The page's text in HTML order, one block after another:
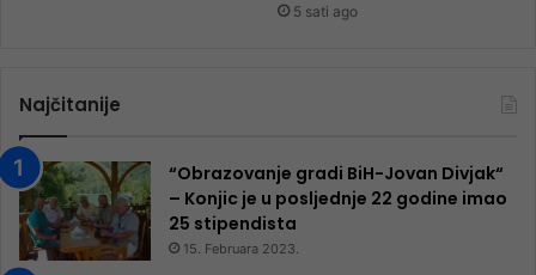
5 sati ago
Najčitanije
“Obrazovanje gradi BiH-Jovan Divjak“
– Konjic je u posljednje 22 godine imao
25 ​​stipendista
15. Februara 2023.